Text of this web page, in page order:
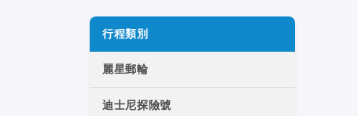
行程類別
麗星郵輪
迪士尼探險號